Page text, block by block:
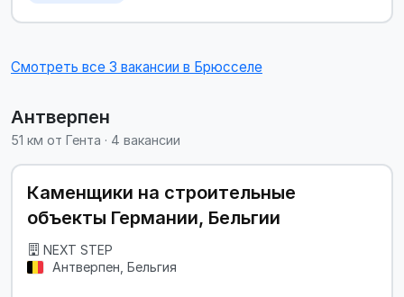
Смотреть все 3 вакансии в Брюсселе
Антверпен
51 км от Гента · 4 вакансии
Каменщики на строительные
объекты Германии, Бельгии
NEXT STEP
Антверпен, Бельгия